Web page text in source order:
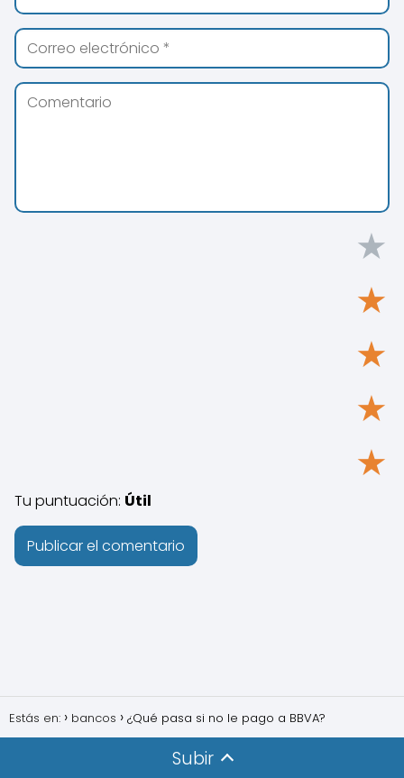
★
★
★
★
★
Tu puntuación: Útil
Estás en: bancos ¿Qué pasa si no le pago a BBVA?
Subir